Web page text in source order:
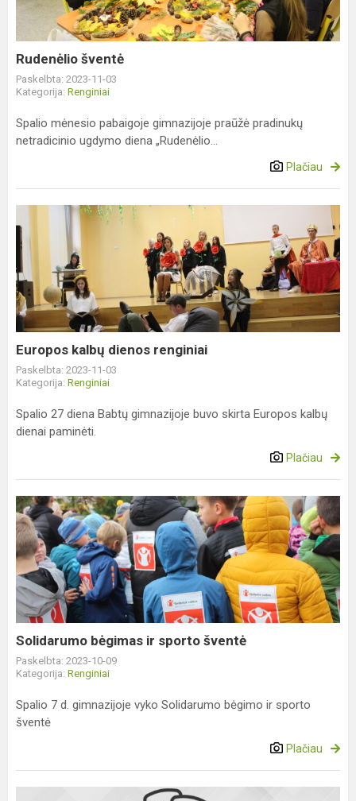
Rudenėlio šventė
Paskelbta: 2023-11-03
Kategorija: Renginiai
Spalio mėnesio pabaigoje gimnazijoje praūžė pradinukų
netradicinio ugdymo diena „Rudenėlio...
Plačiau
kalbų
dienos
renginiai
Europos kalbų dienos renginiai
Paskelbta: 2023-11-03
Kategorija: Renginiai
Spalio 27 diena Babtų gimnazijoje buvo skirta Europos kalbų
dienai paminėti.
Plačiau
Solidarumo
bėgimas
ir
sporto
šventė
Solidarumo bėgimas ir sporto šventė
Paskelbta: 2023-10-09
Kategorija: Renginiai
Spalio 7 d. gimnazijoje vyko Solidarumo bėgimo ir sporto
šventė
Plačiau